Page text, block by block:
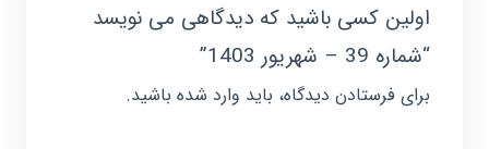
اولین کسی باشید که دیدگاهی می نویسد
“شماره 39 – شهریور 1403”
برای فرستادن دیدگاه، باید وارد شده باشید.